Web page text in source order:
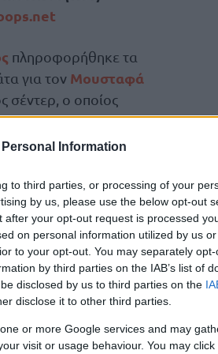
Information
to third parties, or processing of your
by us, please use the below opt-out
your opt-out request is processed
on personal information utilized by us
to your opt-out. You may separately
by third parties on the IAB’s list of
disclosed by us to third parties on the
disclose it to other third parties.
or more Google services and may
visit or usage behaviour. You may
πληροφορήθηκε τα
για τον Μουσταφά
σέντερ, ο οποίος
στοGame 3των
GBL με
για 10-12 μήνες!
τονΟλυμπιακόνα
σέντερ, τον
συμμετοχής.
διαδικασία για την